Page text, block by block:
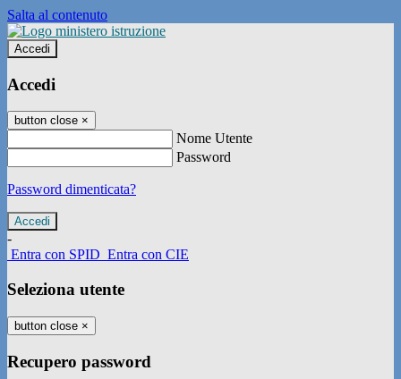
Salta al contenuto
Accedi
Accedi
button close ×
Nome Utente
Password
Password dimenticata?
-
Entra con SPID Entra con CIE
Seleziona utente
button close ×
Recupero password